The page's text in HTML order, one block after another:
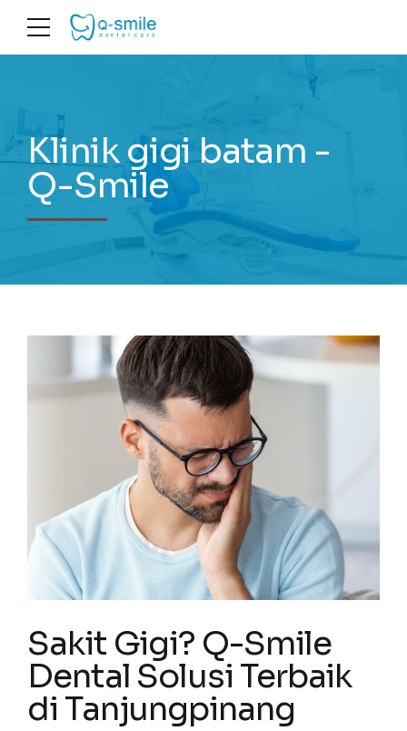
Klinik gigi batam -
Q-Smile
Sakit Gigi? Q-Smile
Dental Solusi Terbaik
di Tanjungpinang